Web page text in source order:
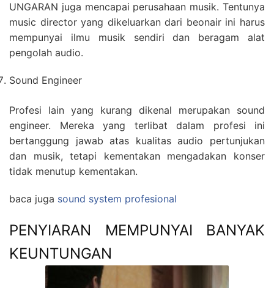
UNGARAN juga mencapai perusahaan musik. Tentunya
music director yang dikeluarkan dari beonair ini harus
mempunyai ilmu musik sendiri dan beragam alat
pengolah audio.
Sound Engineer
Profesi lain yang kurang dikenal merupakan sound
engineer. Mereka yang terlibat dalam profesi ini
bertanggung jawab atas kualitas audio pertunjukan
dan musik, tetapi kementakan mengadakan konser
tidak menutup kementakan.
baca juga sound system profesional
PENYIARAN MEMPUNYAI BANYAK
KEUNTUNGAN